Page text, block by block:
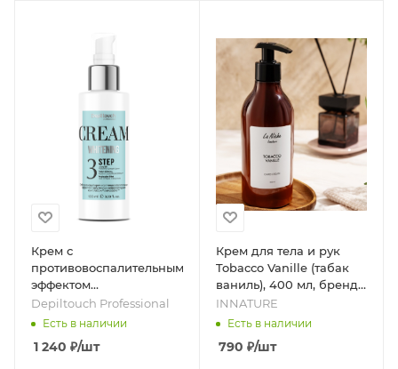
Крем с
противовоспалительным
эффектом
отбеливающий, 100 мл,
бренд - Depiltouch
Depiltouch Professional
Есть в наличии
1 240 ₽/шт
Крем для тела и рук
Tobacco Vanille (табак
ваниль), 400 мл, бренд -
INNATURE
INNATURE
Есть в наличии
790 ₽/шт